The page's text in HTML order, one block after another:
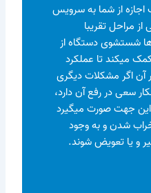
اجازه از شما به سرویس
مراحل تقریبا
شستشوی دستگاه از
میکند تا عملکرد
آن اگر مشکلات دیگری
سعی در رفع آن دارد،
جهت صورت میگیرد
شدن و به وجود
و یا تعویض شوند.